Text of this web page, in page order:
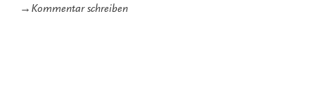
Gezeitenkonzerten“
→ Kommentar schreibenzu